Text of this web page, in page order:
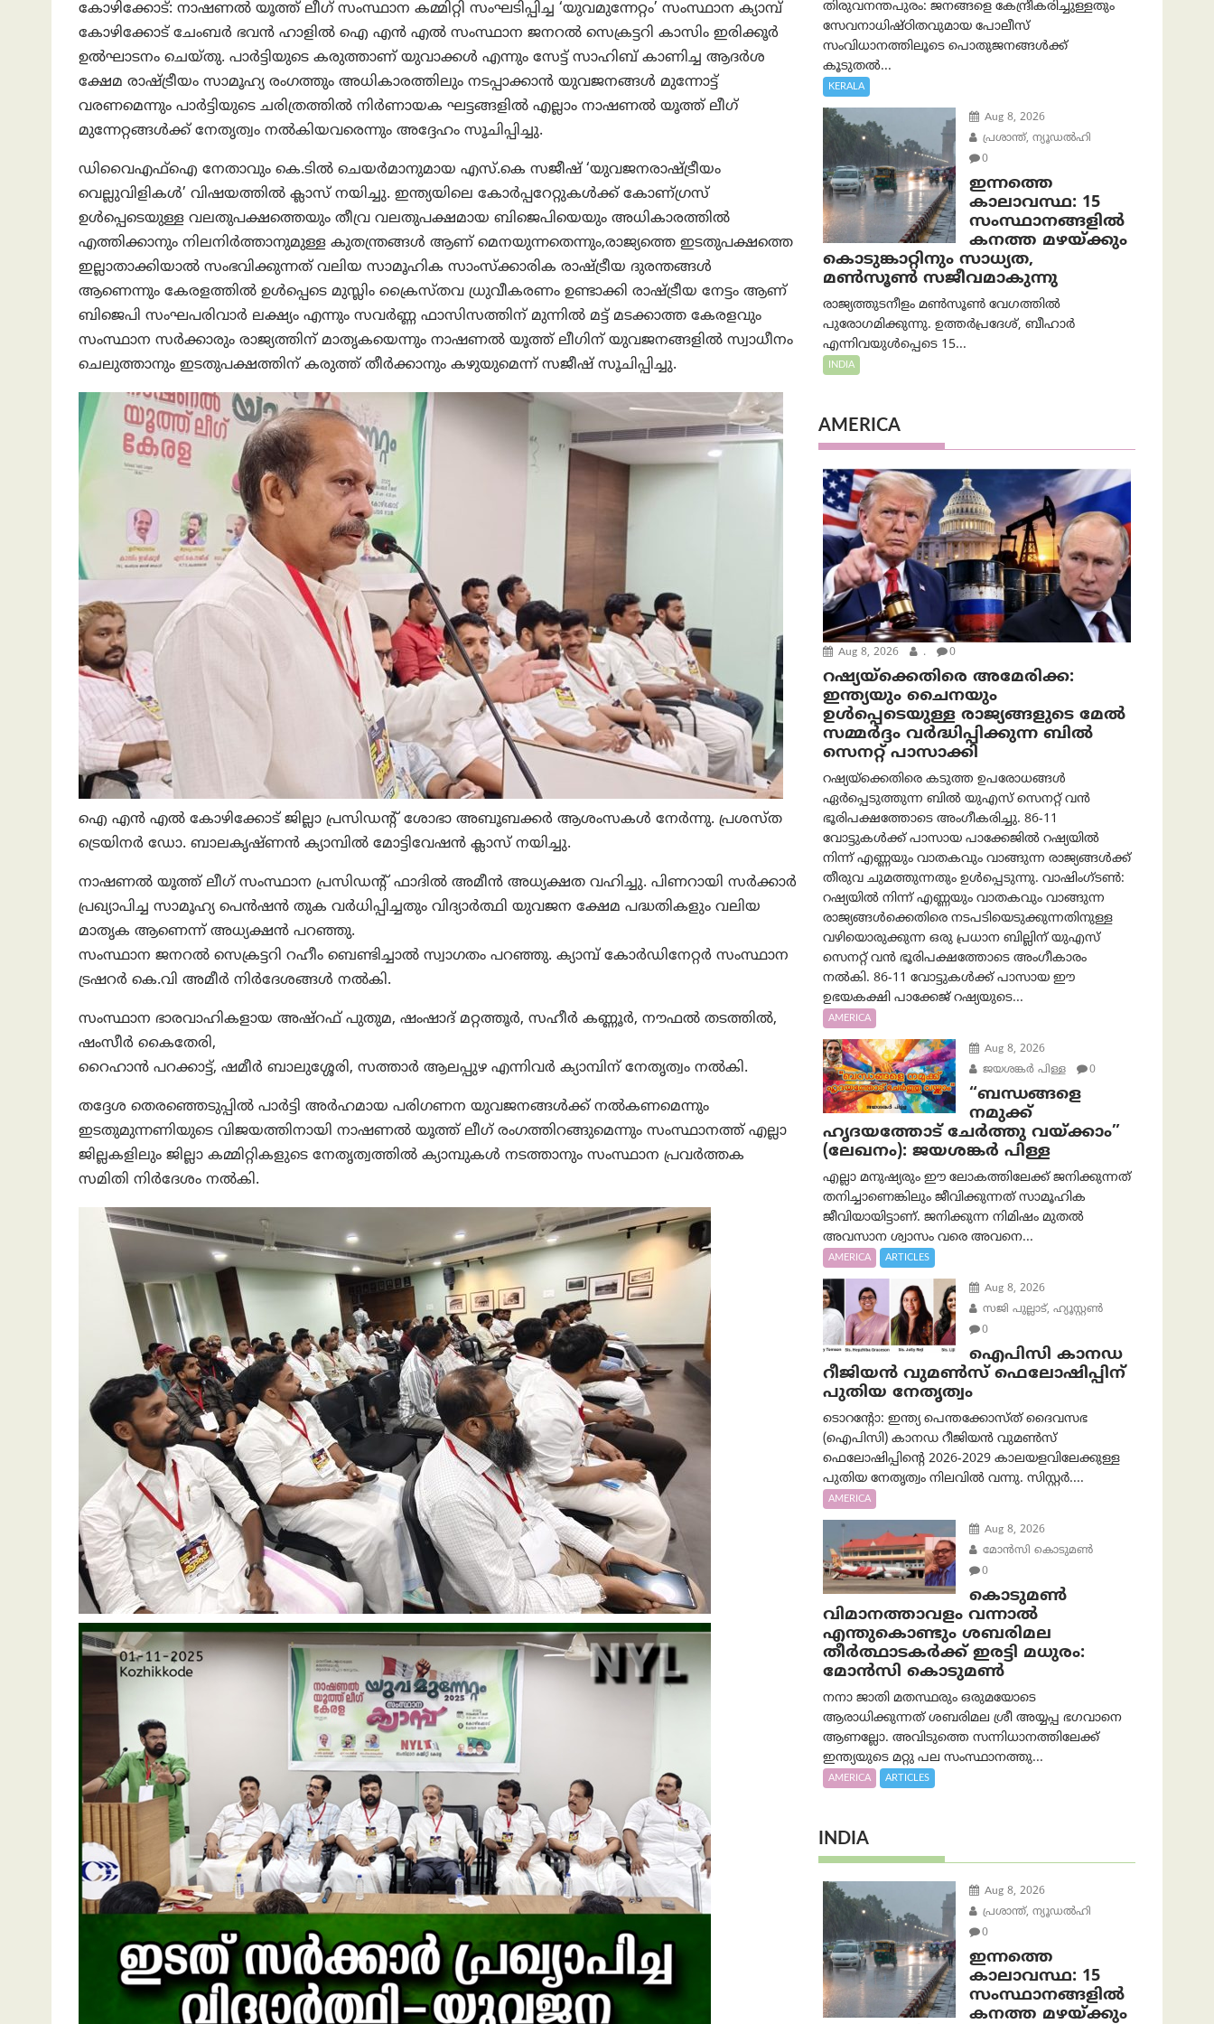
കോഴിക്കോട്: നാഷണൽ യൂത്ത് ലീഗ് സംസ്ഥാന കമ്മിറ്റി സംഘടിപ്പിച്ച ‘യുവമുന്നേറ്റം’ സംസ്ഥാന ക്യാമ്പ്
കോഴിക്കോട് ചേംബർ ഭവൻ ഹാളിൽ ഐ എൻ എൽ സംസ്ഥാന ജനറൽ സെക്രട്ടറി കാസിം ഇരിക്കൂർ
ഉൽഘാടനം ചെയ്തു. പാർട്ടിയുടെ കരുത്താണ് യുവാക്കൾ എന്നും സേട്ട് സാഹിബ് കാണിച്ച ആദർശ
ക്ഷേമ രാഷ്ട്രീയം സാമൂഹ്യ രംഗത്തും അധികാരത്തിലും നടപ്പാക്കാൻ യുവജനങ്ങൾ മുന്നോട്ട്
വരണമെന്നും പാർട്ടിയുടെ ചരിത്രത്തിൽ നിർണായക ഘട്ടങ്ങളിൽ എല്ലാം നാഷണൽ യൂത്ത് ലീഗ്
മുന്നേറ്റങ്ങൾക്ക് നേതൃത്വം നൽകിയവരെന്നും അദ്ദേഹം സൂചിപ്പിച്ചു.
ഡിവൈഎഫ്ഐ നേതാവും കെ.ടിൽ ചെയർമാനുമായ എസ്.കെ സജീഷ് ‘യുവജനരാഷ്ട്രീയം
വെല്ലുവിളികൾ’ വിഷയത്തിൽ ക്ലാസ് നയിച്ചു. ഇന്ത്യയിലെ കോർപ്പറേറ്റുകൾക്ക് കോണ്ഗ്രസ്
ഉൾപ്പെടെയുള്ള വലതുപക്ഷത്തെയും തീവ്ര വലതുപക്ഷമായ ബിജെപിയെയും അധികാരത്തിൽ
എത്തിക്കാനും നിലനിർത്താനുമുള്ള കുതന്ത്രങ്ങൾ ആണ് മെനയുന്നതെന്നും,രാജ്യത്തെ ഇടതുപക്ഷത്തെ
ഇല്ലാതാക്കിയാൽ സംഭവിക്കുന്നത് വലിയ സാമൂഹിക സാംസ്‌ക്കാരിക രാഷ്ട്രീയ ദുരന്തങ്ങൾ
ആണെന്നും കേരളത്തിൽ ഉൾപ്പെടെ മുസ്ലിം ക്രൈസ്തവ ധ്രുവീകരണം ഉണ്ടാക്കി രാഷ്ട്രീയ നേട്ടം ആണ്
ബിജെപി സംഘപരിവാർ ലക്ഷ്യം എന്നും സവർണ്ണ ഫാസിസത്തിന് മുന്നിൽ മട്ട് മടക്കാത്ത കേരളവും
സംസ്ഥാന സർക്കാരും രാജ്യത്തിന് മാതൃകയെന്നും നാഷണൽ യൂത്ത് ലീഗിന് യുവജനങ്ങളിൽ സ്വാധീനം
ചെലുത്താനും ഇടതുപക്ഷത്തിന് കരുത്ത് തീർക്കാനും കഴുയുമെന്ന് സജീഷ് സൂചിപ്പിച്ചു.
ഐ എൻ എൽ കോഴിക്കോട് ജില്ലാ പ്രസിഡന്റ് ശോഭാ അബൂബക്കർ ആശംസകൾ നേർന്നു. പ്രശസ്ത
ട്രെയിനർ ഡോ. ബാലകൃഷ്ണൻ ക്യാമ്പിൽ മോട്ടിവേഷൻ ക്ലാസ് നയിച്ചു.
നാഷണൽ യൂത്ത് ലീഗ് സംസ്ഥാന പ്രസിഡന്റ് ഫാദിൽ അമീൻ അധ്യക്ഷത വഹിച്ചു. പിണറായി സർക്കാർ
പ്രഖ്യാപിച്ച സാമൂഹ്യ പെൻഷൻ തുക വർധിപ്പിച്ചതും വിദ്യാർത്ഥി യുവജന ക്ഷേമ പദ്ധതികളും വലിയ
മാതൃക ആണെന്ന് അധ്യക്ഷൻ പറഞ്ഞു.
സംസ്ഥാന ജനറൽ സെക്രട്ടറി റഹീം ബെണ്ടിച്ചാൽ സ്വാഗതം പറഞ്ഞു. ക്യാമ്പ് കോർഡിനേറ്റർ സംസ്ഥാന
ട്രഷറർ കെ.വി അമീർ നിർദേശങ്ങൾ നൽകി.
സംസ്ഥാന ഭാരവാഹികളായ അഷ്‌റഫ് പുതുമ, ഷംഷാദ് മറ്റത്തൂർ, സഹീർ കണ്ണൂർ, നൗഫൽ തടത്തിൽ,
ഷംസീർ കൈതേരി,
റൈഹാൻ പറക്കാട്ട്, ഷമീർ ബാലുശ്ശേരി, സത്താർ ആലപ്പുഴ എന്നിവർ ക്യാമ്പിന് നേതൃത്വം നൽകി.
തദ്ദേശ തെരഞ്ഞെടുപ്പിൽ പാർട്ടി അർഹമായ പരിഗണന യുവജനങ്ങൾക്ക് നൽകണമെന്നും
ഇടതുമുന്നണിയുടെ വിജയത്തിനായി നാഷണൽ യൂത്ത് ലീഗ് രംഗത്തിറങ്ങുമെന്നും സംസ്ഥാനത്ത് എല്ലാ
ജില്ലകളിലും ജില്ലാ കമ്മിറ്റികളുടെ നേതൃത്വത്തിൽ ക്യാമ്പുകൾ നടത്താനും സംസ്ഥാന പ്രവർത്തക
സമിതി നിർദേശം നൽകി.
തിരുവനന്തപുരം: ജനങ്ങളെ കേന്ദ്രീകരിച്ചുള്ളതും
സേവനാധിഷ്ഠിതവുമായ പോലീസ്
സംവിധാനത്തിലൂടെ പൊതുജനങ്ങൾക്ക്
കൂടുതൽ...
KERALA
Aug 8, 2026
പ്രശാന്ത്, ന്യൂഡല്‍ഹി
0
ഇന്നത്തെ
കാലാവസ്ഥ: 15
സംസ്ഥാനങ്ങളിൽ
കനത്ത മഴയ്ക്കും
കൊടുങ്കാറ്റിനും സാധ്യത,
മൺസൂൺ സജീവമാകുന്നു
രാജ്യത്തുടനീളം മൺസൂൺ വേഗത്തിൽ
പുരോഗമിക്കുന്നു. ഉത്തർപ്രദേശ്, ബീഹാർ
എന്നിവയുൾപ്പെടെ 15...
INDIA
AMERICA
Aug 8, 2026 . 0
റഷ്യയ്‌ക്കെതിരെ അമേരിക്ക:
ഇന്ത്യയും ചൈനയും
ഉൾപ്പെടെയുള്ള രാജ്യങ്ങളുടെ മേൽ
സമ്മർദ്ദം വർദ്ധിപ്പിക്കുന്ന ബിൽ
സെനറ്റ് പാസാക്കി
റഷ്യയ്‌ക്കെതിരെ കടുത്ത ഉപരോധങ്ങൾ
ഏർപ്പെടുത്തുന്ന ബിൽ യുഎസ് സെനറ്റ് വൻ
ഭൂരിപക്ഷത്തോടെ അംഗീകരിച്ചു. 86-11
വോട്ടുകൾക്ക് പാസായ പാക്കേജിൽ റഷ്യയിൽ
നിന്ന് എണ്ണയും വാതകവും വാങ്ങുന്ന രാജ്യങ്ങൾക്ക്
തീരുവ ചുമത്തുന്നതും ഉൾപ്പെടുന്നു. വാഷിംഗ്ടണ്‍:
റഷ്യയിൽ നിന്ന് എണ്ണയും വാതകവും വാങ്ങുന്ന
രാജ്യങ്ങൾക്കെതിരെ നടപടിയെടുക്കുന്നതിനുള്ള
വഴിയൊരുക്കുന്ന ഒരു പ്രധാന ബില്ലിന് യുഎസ്
സെനറ്റ് വൻ ഭൂരിപക്ഷത്തോടെ അംഗീകാരം
നൽകി. 86-11 വോട്ടുകൾക്ക് പാസായ ഈ
ഉഭയകക്ഷി പാക്കേജ് റഷ്യയുടെ...
AMERICA
Aug 8, 2026
ജയശങ്കര്‍ പിള്ള
0
“ബന്ധങ്ങളെ
നമുക്ക്
ഹൃദയത്തോട് ചേർത്തു വയ്ക്കാം”
(ലേഖനം): ജയശങ്കര്‍ പിള്ള
എല്ലാ മനുഷ്യരും ഈ ലോകത്തിലേക്ക് ജനിക്കുന്നത്
തനിച്ചാണെങ്കിലും ജീവിക്കുന്നത് സാമൂഹിക
ജീവിയായിട്ടാണ്. ജനിക്കുന്ന നിമിഷം മുതൽ
അവസാന ശ്വാസം വരെ അവനെ...
AMERICA ARTICLES
Aug 8, 2026
സജി പുല്ലാട്, ഹ്യൂസ്റ്റൺ
0
ഐപിസി കാനഡ
റീജിയൻ വുമൺസ് ഫെലോഷിപ്പിന്
പുതിയ നേതൃത്വം
ടൊറന്റോ: ഇന്ത്യ പെന്തക്കോസ്ത് ദൈവസഭ
(ഐപിസി) കാനഡ റീജിയൻ വുമൺസ്
ഫെലോഷിപ്പിന്റെ 2026-2029 കാലയളവിലേക്കുള്ള
പുതിയ നേതൃത്വം നിലവിൽ വന്നു. സിസ്റ്റർ....
AMERICA
Aug 8, 2026
മോൻസി കൊടുമൺ
0
കൊടുമൺ
വിമാനത്താവളം വന്നാൽ
എന്തുകൊണ്ടും ശബരിമല
തീർത്ഥാടകർക്ക് ഇരട്ടി മധുരം:
മോൻസി കൊടുമൺ
നനാ ജാതി മതസ്ഥരും ഒരുമയോടെ
ആരാധിക്കുന്നത് ശബരിമല ശ്രീ അയ്യപ്പ ഭഗവാനെ
ആണല്ലോ. അവിടുത്തെ സന്നിധാനത്തിലേക്ക്
ഇന്ത്യയുടെ മറ്റു പല സംസ്ഥാനത്തു...
AMERICA ARTICLES
INDIA
Aug 8, 2026
പ്രശാന്ത്, ന്യൂഡല്‍ഹി
0
ഇന്നത്തെ
കാലാവസ്ഥ: 15
സംസ്ഥാനങ്ങളിൽ
കനത്ത മഴയ്ക്കും